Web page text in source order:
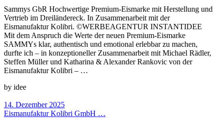
Sammys GbR Hochwertige Premium-Eismarke mit Herstellung und
Vertrieb im Dreiländereck. In Zusammenarbeit mit der
Eismanufaktur Kolibri. ©WERBEAGENTUR INSTANTIDEE
Mit dem Anspruch die Werte der neuen Premium-Eismarke
SAMMYs klar, authentisch und emotional erlebbar zu machen,
durfte ich – in konzeptioneller Zusammenarbeit mit Michael Rädler,
Steffen Müller und Katharina & Alexander Rankovic von der
Eismanufaktur Kolibri – …
by idee
14. Dezember 2025
Eismanufaktur Kolibri GmbH …